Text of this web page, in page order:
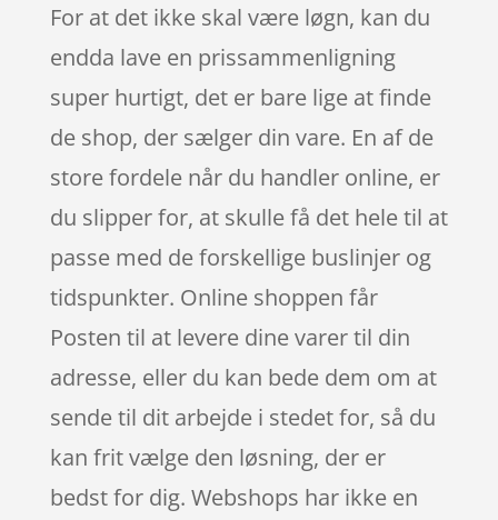
For at det ikke skal være løgn, kan du
endda lave en prissammenligning
super hurtigt, det er bare lige at finde
de shop, der sælger din vare. En af de
store fordele når du handler online, er
du slipper for, at skulle få det hele til at
passe med de forskellige buslinjer og
tidspunkter. Online shoppen får
Posten til at levere dine varer til din
adresse, eller du kan bede dem om at
sende til dit arbejde i stedet for, så du
kan frit vælge den løsning, der er
bedst for dig. Webshops har ikke en